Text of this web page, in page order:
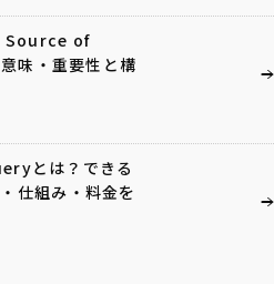
Source of
味・重要性と構
とは？できる
仕組み・料金を